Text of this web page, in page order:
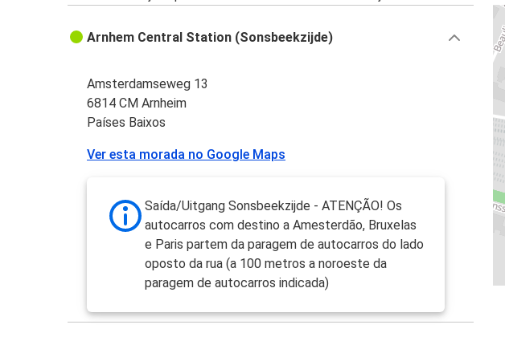
Arnhem Central Station (Sonsbeekzijde)
Amsterdamseweg 13
6814 CM Arnheim
Países Baixos
Ver esta morada no Google Maps
Saída/Uitgang Sonsbeekzijde - ATENÇÃO! Os
autocarros com destino a Amesterdão, Bruxelas
e Paris partem da paragem de autocarros do lado
oposto da rua (a 100 metros a noroeste da
paragem de autocarros indicada)